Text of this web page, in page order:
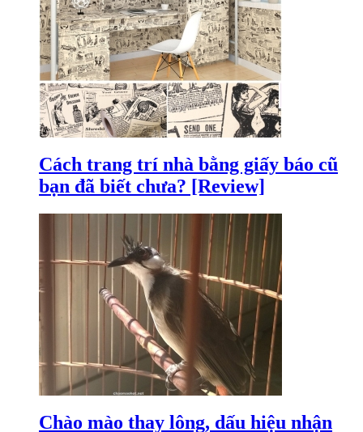
Cách trang trí nhà bằng giấy báo cũ
bạn đã biết chưa? [Review]
Chào mào thay lông, dấu hiệu nhận